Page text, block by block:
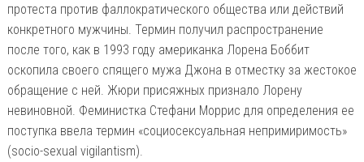
протеста против фаллократического общества или действий
конкретного мужчины. Термин получил распространение
после того, как в 1993 году американка Лорена Боббит
оскопила своего спящего мужа Джона в отместку за жестокое
обращение с ней. Жюри присяжных признало Лорену
невиновной. Феминистка Стефани Моррис для определения ее
поступка ввела термин «социосексуальная непримиримость»
(socio-sexual vigilantism).